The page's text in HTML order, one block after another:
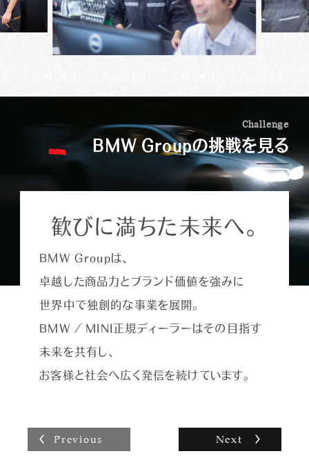
ンクな対応を好むお客様には、節度は保ちつつ柔
らかく接するなど、お客様に合わせた接遇を意識
しています。お孫さんが好きなエンブレムのグッ
ズをお渡ししたら顔を覚えてくださって、「髪切っ
場の混み状況を見ながら入庫スケジュールを組
み立てたり、同時進行している複数の案件を把握
して、お客様に連絡を取ったりといったことが欠
かせません。
り方や電話対応の基本など、ロールプレイング
を中心にした実践的なプログラムを受講するこ
とで、安心して新たなスタートが切れたと思いま
申し込んだのが現在の職場です。点検・車検など
の入庫受付や予約調整、サービス部門での電話
対応を担当しています。
点検や車検では基本的な項目は決まっているも
せていただくお客様であっても、整備履歴などを
あらかじめ確認しておき、「前に修理されたこの
部分は、その後いかがですか？」など会話を広げ
ていきます。1対1の接客でどうアプローチし、お
客様との距離を縮めていくかは、前職での販売
ィコーティングなど、その時々の店舗での注力ポ
ます。
性のベテランスタッフよりも、私のほうが気軽に
相談できるとおっしゃる方もたくさんいます。女性
のお客様にご説明する際には、女性でなければ
気づかないこともあると思うので、MINIのサー
ビス・アドバイザーとして女性であることはむし
カート・フィーリングにはまっていて、MINIが大好
「何色がいいと思う？」といったご相談には自分の
クルマのように楽しくお話させていただいていま
事故や故障の際に「どうしたらいいかわからな
い」とお困りのお電話をいただくこともあり、ロー
方法をご提案し、安心していただけるとうれしい
ですね。お客様にとってベストなご提案をして歓
Challenge
BMW Groupの挑戦を見る
歓びに満ちた未来へ。
BMW Groupは、
卓越した商品力とブランド価値を強みに
世界中で独創的な事業を展開。
BMW / MINI正規ディーラーはその目指す
未来を共有し、
お客様と社会へ広く発信を続けています。
Previous Next